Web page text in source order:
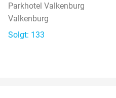
Parkhotel Valkenburg
Valkenburg
Solgt: 133